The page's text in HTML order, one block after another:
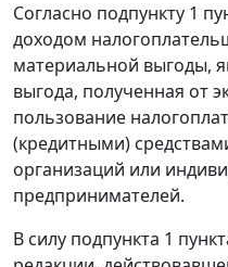
Согласно подпункту 1
доходом
материальной выгоды,
выгода, полученная от
пользование
(кредитными)
организаций или
предпринимателей.
В силу подпункта 1